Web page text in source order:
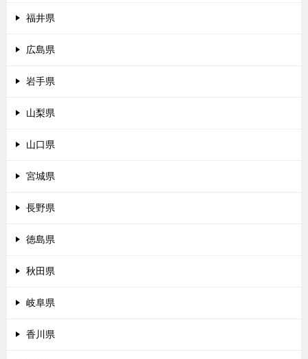
福井県
広島県
岩手県
山梨県
山口県
宮城県
長野県
徳島県
秋田県
岐阜県
香川県